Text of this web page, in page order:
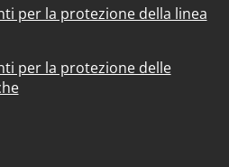
per la protezione della linea
per la protezione delle